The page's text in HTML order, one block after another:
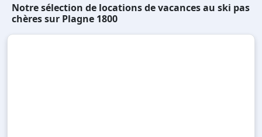
Notre sélection de locations de vacances au ski pas
chères sur Plagne 1800